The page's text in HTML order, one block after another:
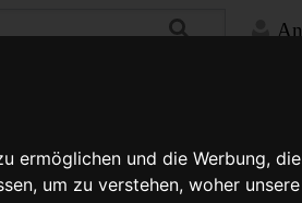
ermöglichen und die Werbung, die
um zu verstehen, woher
Versionsgeschichte